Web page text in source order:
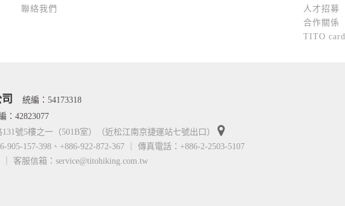
聯絡我們
人才招募
合作關係
TITO card
統編：54173318
：42823077
號5樓之一（501B室）（近松江南京捷運站七號出口）
905-157-398、+886-922-872-367 ｜ 傳真電話：+886-2-2503-5107
客服信箱：service@titohiking.com.tw